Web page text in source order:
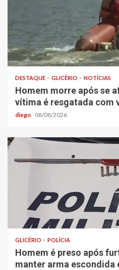
DESTAQUE GLICÉRIO NOTÍCIAS
Homem morre após se
vítima é resgatada com
diego 08/08/2026
GLICÉRIO POLÍCIA
Homem é preso após
manter arma escondida